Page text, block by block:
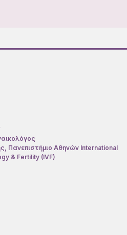
Πανεπιστήμιο Αθηνών International
& Fertility (IVF)